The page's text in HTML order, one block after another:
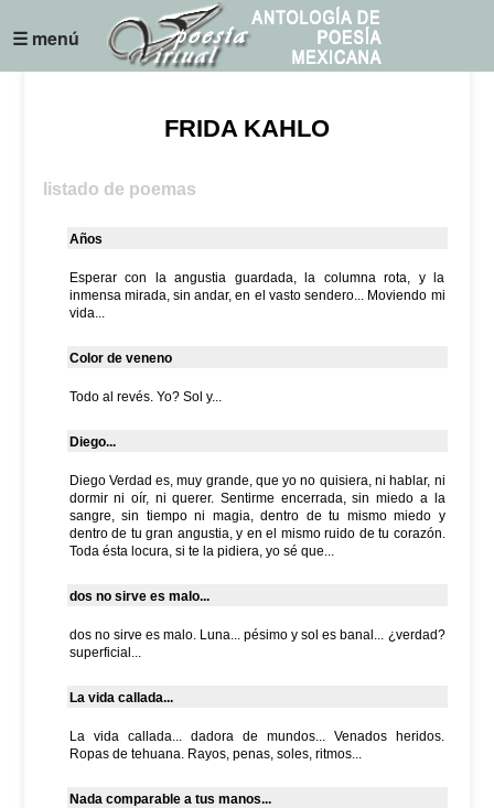
☰ menú
FRIDA KAHLO
listado de poemas
Años
Esperar con la angustia guardada, la columna rota, y la
inmensa mirada, sin andar, en el vasto sendero... Moviendo mi
vida...
Color de veneno
Todo al revés. Yo? Sol y...
Diego...
Diego Verdad es, muy grande, que yo no quisiera, ni hablar, ni
dormir ni oír, ni querer. Sentirme encerrada, sin miedo a la
sangre, sin tiempo ni magia, dentro de tu mismo miedo y
dentro de tu gran angustia, y en el mismo ruido de tu corazón.
Toda ésta locura, si te la pidiera, yo sé que...
dos no sirve es malo...
dos no sirve es malo. Luna... pésimo y sol es banal... ¿verdad?
superficial...
La vida callada...
La vida callada... dadora de mundos... Venados heridos.
Ropas de tehuana. Rayos, penas, soles, ritmos...
Nada comparable a tus manos...